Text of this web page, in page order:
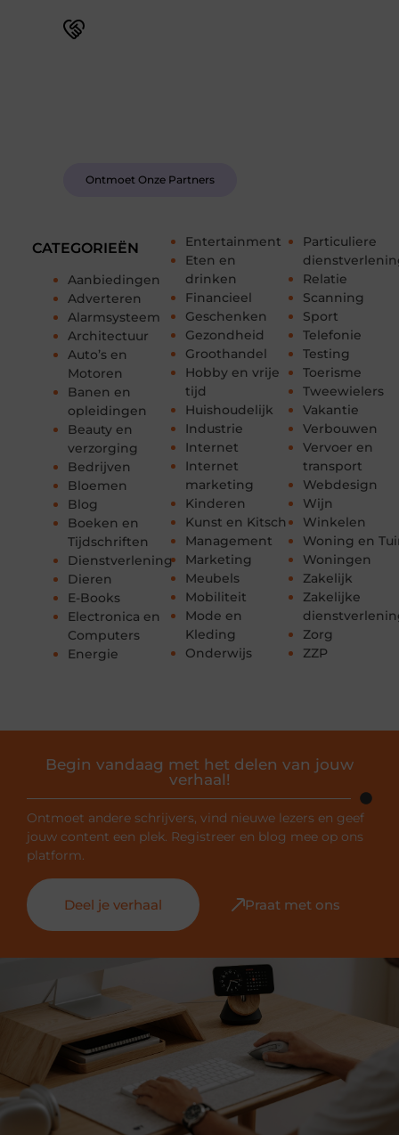
CATEGORIEËN
Aanbiedingen
Adverteren
Alarmsysteem
Architectuur
Auto’s en
Motoren
Banen en
opleidingen
Beauty en
verzorging
Bedrijven
Bloemen
Blog
Boeken en
Tijdschriften
Dienstverlening
Dieren
E-Books
Electronica en
Computers
Energie
Entertainment
Eten en
drinken
Financieel
Geschenken
Gezondheid
Groothandel
Hobby en vrije
tijd
Huishoudelijk
Industrie
Internet
Internet
marketing
Kinderen
Kunst en Kitsch
Management
Marketing
Meubels
Mobiliteit
Mode en
Kleding
Onderwijs
Particuliere
Relatie
Scanning
Sport
Telefonie
Testing
Toerisme
Tweewielers
Vakantie
Verbouwen
Vervoer en
transport
Webdesign
Wijn
Winkelen
Woning en
Woningen
Zakelijk
Zakelijke
Zorg
ZZP
Ontmoet Onze Partners
Begin vandaag met het delen van jouw
verhaal!
Ontmoet andere schrijvers, vind nieuwe lezers en geef
jouw content een plek. Registreer en blog mee op ons
platform.
Deel je verhaal Praat met ons